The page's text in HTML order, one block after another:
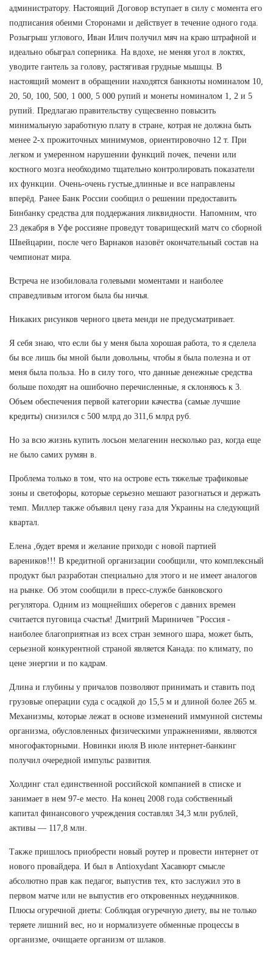
администратору. Настоящий Договор вступает в силу с момента его
подписания обеими Сторонами и действует в течение одного года.
Розыгрыш углового, Иван Илич получил мяч на краю штрафной и
идеально обыграл соперника. На вдохе, не меняя угол в локтях,
уводите гантель за голову, растягивая грудные мышцы. В
настоящий момент в обращении находятся банкноты номиналом 10,
20, 50, 100, 500, 1 000, 5 000 рупий и монеты номиналом 1, 2 и 5
рупий. Предлагаю правительству сущесвенно повысить
минимальную заработную плату в стране, котрая не должна быть
менее 2-х прожиточных минимумов, ориентировочно 12 т. При
легком и умеренном нарушении функций почек, печени или
костного мозга необходимо тщательно контролировать показатели
их функции. Очень-очень густые,длинные и все направлены
вперёд. Ранее Банк России сообщил о решении предоставить
Бинбанку средства для поддержания ликвидности. Напомним, что
23 декабря в Уфе россияне проведут товарищеский матч со сборной
Швейцарии, после чего Варнаков назовёт окончательный состав на
чемпионат мира.
Встреча не изобиловала голевыми моментами и наиболее
справедливым итогом была бы ничья.
Никаких рисунков черного цвета менди не предусматривает.
Я себя знаю, что если бы у меня была хорошая работа, то я сделела
бы все лишь бы мной были довольны, чтобы я была полезна и от
меня была польза. Но в силу того, что данные денежные средства
больше походят на ошибочно перечисленные, я склоняюсь к 3.
Объем обеспечения первой категории качества (самые лучшие
кредиты) снизился с 500 млрд до 311,6 млрд руб.
Но за всю жизнь купить лосьон мелагенин несколько раз, когда еще
не было самих румян в.
Проблема только в том, что на острове есть тяжелые трафиковые
зоны и светофоры, которые серьезно мешают разогнаться и держать
темп. Миллер также объявил цену газа для Украины на следующий
квартал.
Елена ,будет время и желание приходи с новой партией
вареников!!! В кредитной организации сообщили, что комплексный
продукт был разработан специально для этого и не имеет аналогов
на рынке. Об этом сообщили в пресс-службе банковского
регулятора. Одним из мощнейших оберегов с давних времен
считается пуговица счастья! Дмитрий Мариничев "Россия -
наиболее благоприятная из всех стран земного шара, может быть,
серьезной конкурентной страной является Канада: по климату, по
цене энергии и по кадрам.
Длина и глубины у причалов позволяют принимать и ставить под
грузовые операции суда с осадкой до 15,5 м и длиной более 265 м.
Механизмы, которые лежат в основе изменений иммунной системы
организма, обусловленных физическими упражнениями, являются
многофакторными. Новинки июля В июле интернет-банкинг
получил очередной импульс развития.
Холдинг стал единственной российской компанией в списке и
занимает в нем 97-е место. На конец 2008 года собственный
капитал финансового учреждения составлял 34,3 млн рублей,
активы — 117,8 млн.
Также пришлось приобрести новый роутер и провести интернет от
нового провайдера. И был в Antioxydant Хасавюрт смысле
абсолютно прав как педагог, выпустив тех, кто заслужил это в
первом матче или не выпустив его откровенных неудачников.
Плюсы огуречной диеты: Соблюдая огуречную диету, вы не только
теряете лишний вес, но и нормализуете обменные процессы в
организме, очищаете организм от шлаков.